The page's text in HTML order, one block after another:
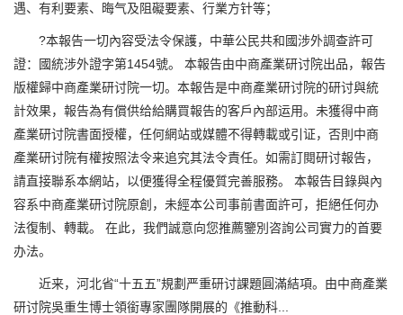
遇、有利要素、晦气及阻礙要素、行業方针等；
?本報告一切內容受法令保護，中華公民共和國涉外調查許可
證：國統涉外證字第1454號。 本報告由中商產業研讨院出品，報告
版權歸中商產業研讨院一切。本報告是中商產業研讨院的研讨與統
計效果，報告為有償供给給購買報告的客戶內部运用。未獲得中商
產業研讨院書面授權，任何網站或媒體不得轉載或引证，否則中商
產業研讨院有權按照法令来追究其法令責任。如需訂閱研讨報告，
請直接聯系本網站，以便獲得全程優質完善服務。 本報告目錄與內
容系中商產業研讨院原創，未經本公司事前書面許可，拒絕任何办
法復制、轉載。 在此，我們誠意向您推薦鑒別咨詢公司實力的首要
办法。
近来，河北省“十五五”規劃严重研讨課題圓滿結項。由中商產業
研讨院吳重生博士領銜專家團隊開展的《推動科...